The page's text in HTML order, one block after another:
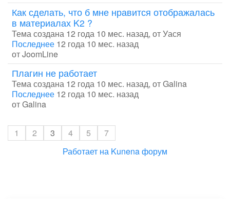
Как сделать, что б мне нравится отображалась
в материалах K2 ?
Тема создана 12 года 10 мес. назад, отУася
Последнее 12 года 10 мес. назад
отJoomLine
Плагин не работает
Тема создана 12 года 10 мес. назад, отGalina
Последнее 12 года 10 мес. назад
отGalina
1 2 3 4 5
7
Работает на Kunena форум